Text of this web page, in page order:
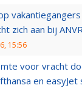
zich aan bij
15:56
voor vracht
en